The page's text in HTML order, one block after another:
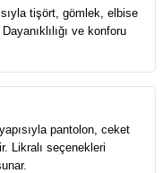
tişört, gömlek, elbise
ve konforu
pantolon, ceket
Likralı seçenekleri